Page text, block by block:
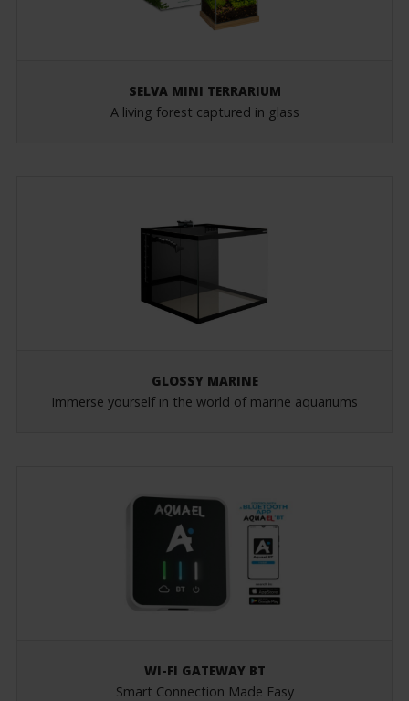
SELVA MINI TERRARIUM
A living forest captured in glass
GLOSSY MARINE
Immerse yourself in the world of marine aquariums
WI-FI GATEWAY BT
Smart Connection Made Easy